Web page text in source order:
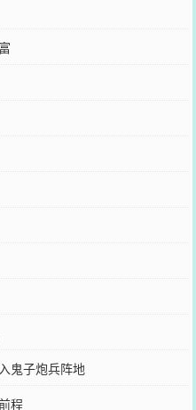
鬼子炮兵阵地
程